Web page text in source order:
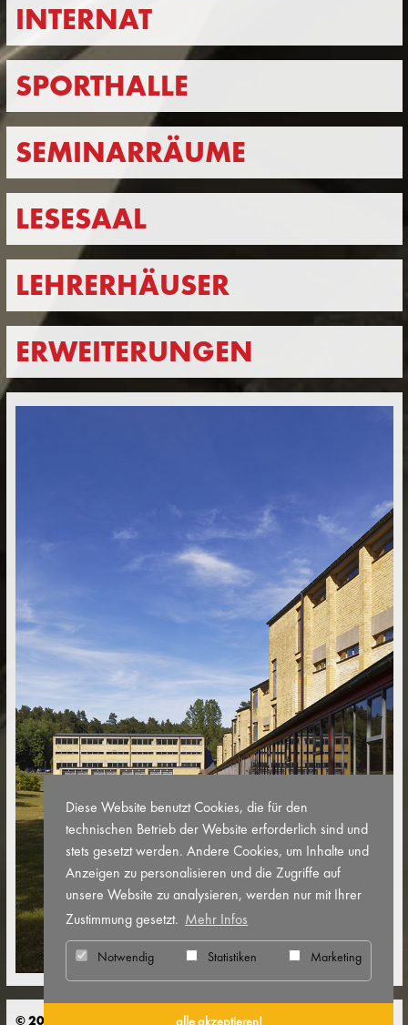
INTERNAT
SPORTHALLE
SEMINARRÄUME
LESESAAL
LEHRERHÄUSER
ERWEITERUNGEN
© 2026 Bauhaus Denkmal Bundesschule Bernau
Diese Website benutzt Cookies, die für den
technischen Betrieb der Website erforderlich sind und
stets gesetzt werden. Andere Cookies, um Inhalte und
Anzeigen zu personalisieren und die Zugriffe auf
unsere Website zu analysieren, werden nur mit Ihrer
Zustimmung gesetzt. Mehr Infos
Notwendig Statistiken Marketing
alle akzeptieren!